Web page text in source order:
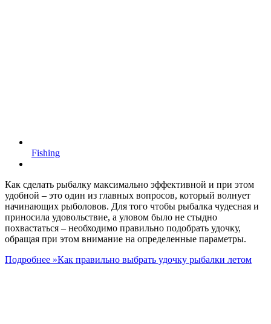
Fishing
Как сделать рыбалку максимально эффективной и при этом
удобной – это один из главных вопросов, который волнует
начинающих рыболовов. Для того чтобы рыбалка чудесная и
приносила удовольствие, а уловом было не стыдно
похвастаться – необходимо правильно подобрать удочку,
обращая при этом внимание на определенные параметры.
Подробнее »Как правильно выбрать удочку рыбалки летом